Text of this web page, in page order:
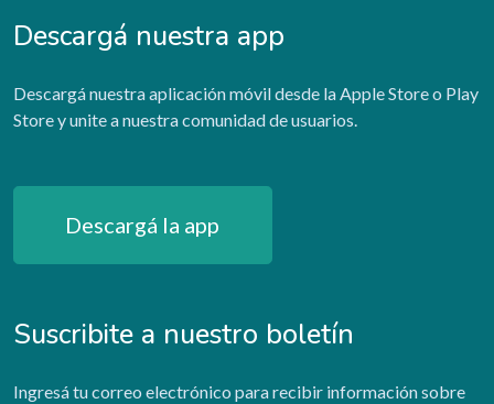
Descargá nuestra app
Descargá nuestra aplicación móvil desde la Apple Store o Play
Store y unite a nuestra comunidad de usuarios.
Descargá la app
Suscribite a nuestro boletín
Ingresá tu correo electrónico para recibir información sobre